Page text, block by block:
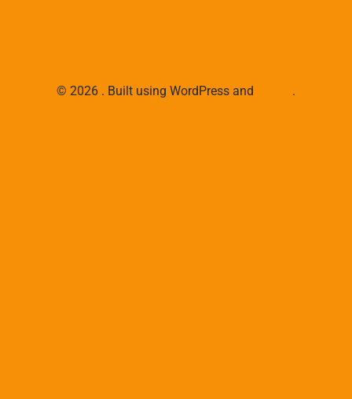
© 2026 . Built using WordPress and .